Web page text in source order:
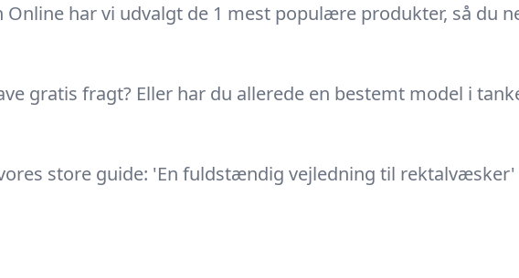
Online har vi udvalgt de 1 mest populære produkter, så du
gratis fragt? Eller har du allerede en bestemt model i
store guide: 'En fuldstændig vejledning til rektalvæsker'